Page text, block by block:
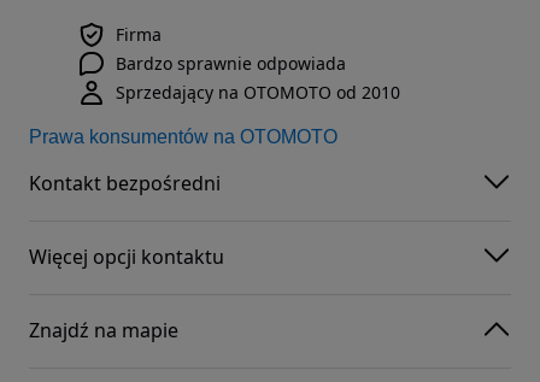
Firma
Bardzo sprawnie odpowiada
Sprzedający na OTOMOTO od 2010
Prawa konsumentów na OTOMOTO
Kontakt bezpośredni
Więcej opcji kontaktu
Znajdź na mapie